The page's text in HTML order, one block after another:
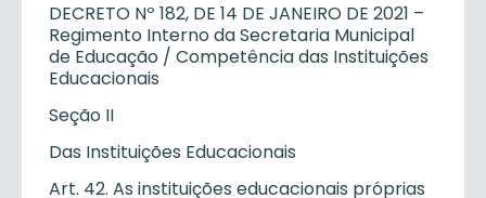
DECRETO Nº 182, DE 14 DE JANEIRO DE 2021 –
Regimento Interno da Secretaria Municipal
de Educação / Competência das Instituições
Educacionais
Seção II
Das Instituições Educacionais
Art. 42. As instituições educacionais próprias